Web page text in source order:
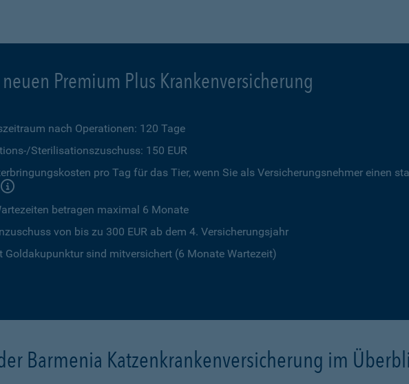
Premium Plus Krankenversicherung
nach Operationen: 120 Tage
Sterilisationszuschuss: 150 EUR
pro Tag für das Tier, wenn Sie als Versicherungsnehmer einen
betragen maximal 6 Monate
von bis zu 300 EUR ab dem 4. Versicherungsjahr
Goldakupunktur sind mitversichert (6 Monate Wartezeit)
Barmenia Katzenkrankenversicherung im